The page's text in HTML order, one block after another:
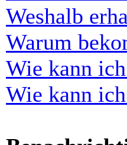
Weshalb
Warum
Wie kann
Wie kann